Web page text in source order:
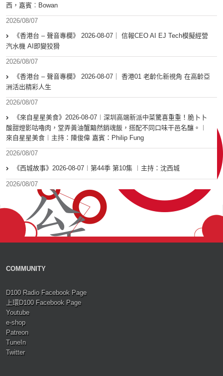
西，嘉賓︰Bowan
2026/08/07
《香港台 – 聲音專欄》 2026-08-07｜ 信報CEO AI EJ Tech模擬經營
汽水機 AI即變狡猾
2026/08/07
《香港台 – 聲音專欄》 2026-08-07｜ 香港01 老齡化新視角 在高齡亞
洲活出精彩人生
2026/08/07
《來自星星美食》2026-08-07︱深圳高端新派中菜驚喜重重！脆卜卜
酸甜燈影咕嚕肉，堂弄黃油蟹黯然銷魂飯，搭配不同口味干邑名釀。︱
來自星星美食︱主持：陳俊偉 嘉賓：Philip Fung
2026/08/07
《西城故事》2026-08-07︱第44季 第10集 ︱主持：沈西城
2026/08/07
COMMUNITY
D100 Radio Facebook Page
上環D100 Facebook Page
Youtube
e-shop
Patreon
TuneIn
Twitter